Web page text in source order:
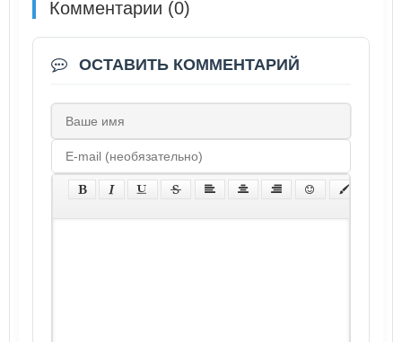
Комментарии (0)
ОСТАВИТЬ КОММЕНТАРИЙ